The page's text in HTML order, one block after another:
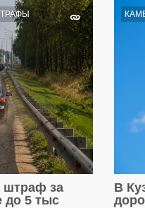
штраф за
до 5 тыс
В